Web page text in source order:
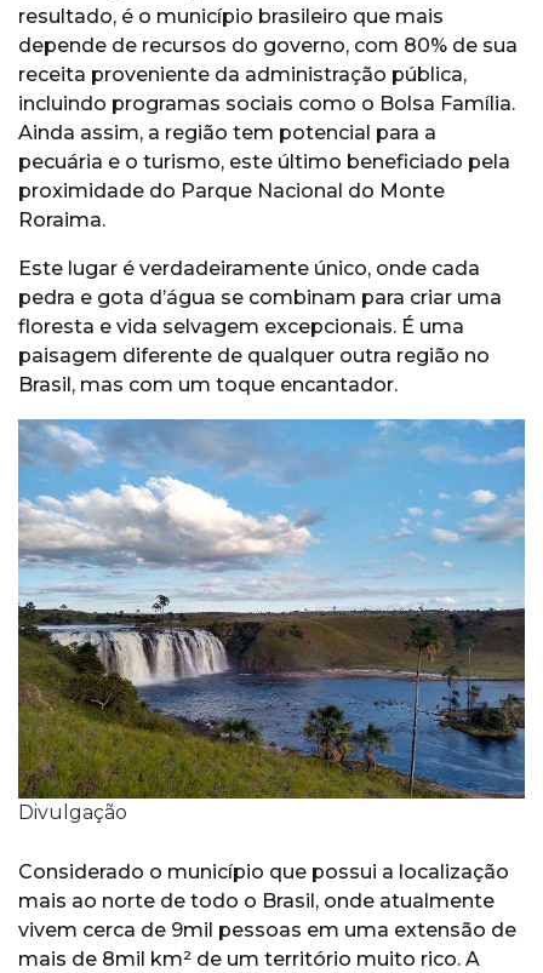
resultado, é o município brasileiro que mais
depende de recursos do governo, com 80% de sua
receita proveniente da administração pública,
incluindo programas sociais como o Bolsa Família.
Ainda assim, a região tem potencial para a
pecuária e o turismo, este último beneficiado pela
proximidade do Parque Nacional do Monte
Roraima.
Este lugar é verdadeiramente único, onde cada
pedra e gota d’água se combinam para criar uma
floresta e vida selvagem excepcionais. É uma
paisagem diferente de qualquer outra região no
Brasil, mas com um toque encantador.
Divulgação
Considerado o município que possui a localização
mais ao norte de todo o Brasil, onde atualmente
vivem cerca de 9mil pessoas em uma extensão de
mais de 8mil km² de um território muito rico. A